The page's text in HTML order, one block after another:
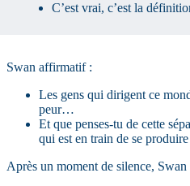
C’est vrai, c’est la
Swan affirmatif :
Les gens qui dirigent ce
peur…
Et que penses-tu de cette
qui est en train de se
Après un moment de silence, Swan